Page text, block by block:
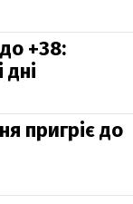
+38:
пригріє до